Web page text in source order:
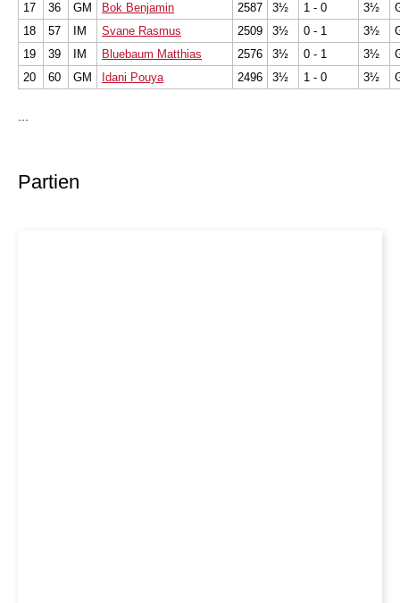
17
36 GM Bok Benjamin 2587 3½ 1 - 0 3½
18
57 IM Svane Rasmus 2509 3½ 0 - 1 3½
19
39 IM Bluebaum Matthias 2576 3½ 0 - 1 3½
20
60 GM Idani Pouya 2496 3½ 1 - 0 3½
Partien